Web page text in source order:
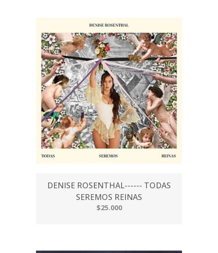
DENISE ROSENTHAL------ TODAS
SEREMOS REINAS
$25.000